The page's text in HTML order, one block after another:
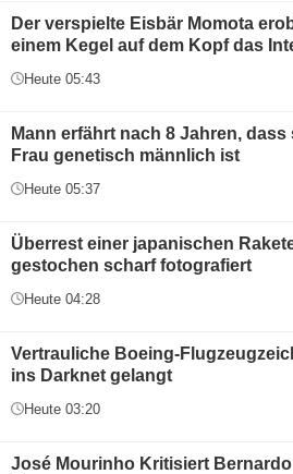
Der verspielte Eisbär Momota
einem Kegel auf dem Kopf das
Heute 05:43
Mann erfährt nach 8 Jahren, dass
Frau genetisch männlich ist
Heute 05:37
Überrest einer japanischen Rakete
gestochen scharf fotografiert
Heute 04:28
Vertrauliche Boeing-
ins Darknet gelangt
Heute 03:20
José Mourinho Kritisiert